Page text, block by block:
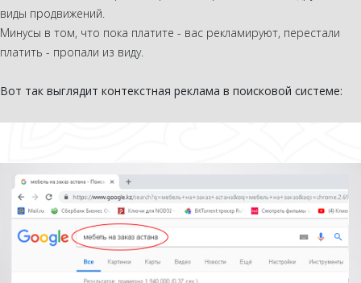
виды продвижений.
Минусы в том, что пока платите - вас рекламируют, перестали
платить - пропали из виду.
Вот так выглядит контекстная реклама в поисковой системе: